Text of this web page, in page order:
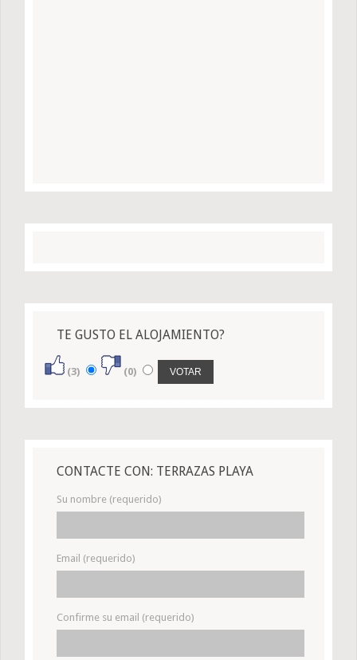
TE GUSTO EL ALOJAMIENTO?
(3) (0)
CONTACTE CON: TERRAZAS PLAYA
Su nombre (requerido)
Email (requerido)
Confirme su email (requerido)